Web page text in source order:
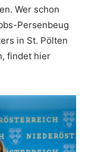
Wer schon
Persenbeug
in St. Pölten
findet hier